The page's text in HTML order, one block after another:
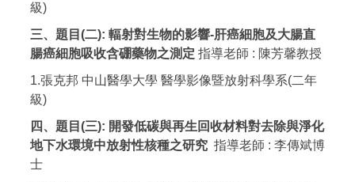
級)
三、題目(二): 輻射對生物的影響-肝癌細胞及大腸直
腸癌細胞吸收含硼藥物之測定 指導老師 : 陳芳馨教授
1.張克邦 中山醫學大學 醫學影像暨放射科學系(二年
級)
四、 題目(三): 開發低碳與再生回收材料對去除與淨化
地下水環境中放射性核種之研究 指導老師 : 李傳斌博
士